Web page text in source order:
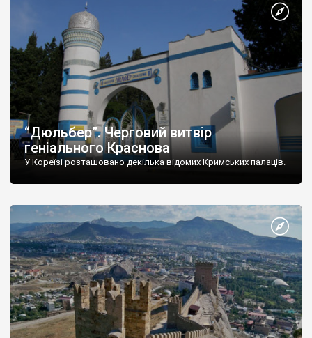
“Дюльбер”. Черговий витвір
геніального Краснова
У Кореїзі розташовано декілька відомих Кримських палаців.